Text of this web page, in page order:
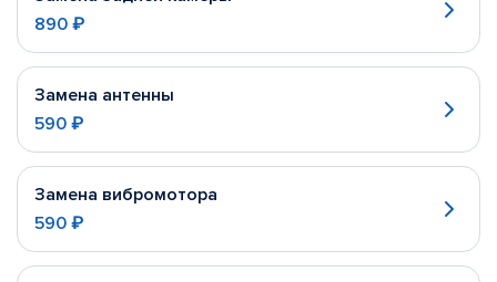
890 ₽
Замена антенны
590 ₽
Замена вибромотора
590 ₽